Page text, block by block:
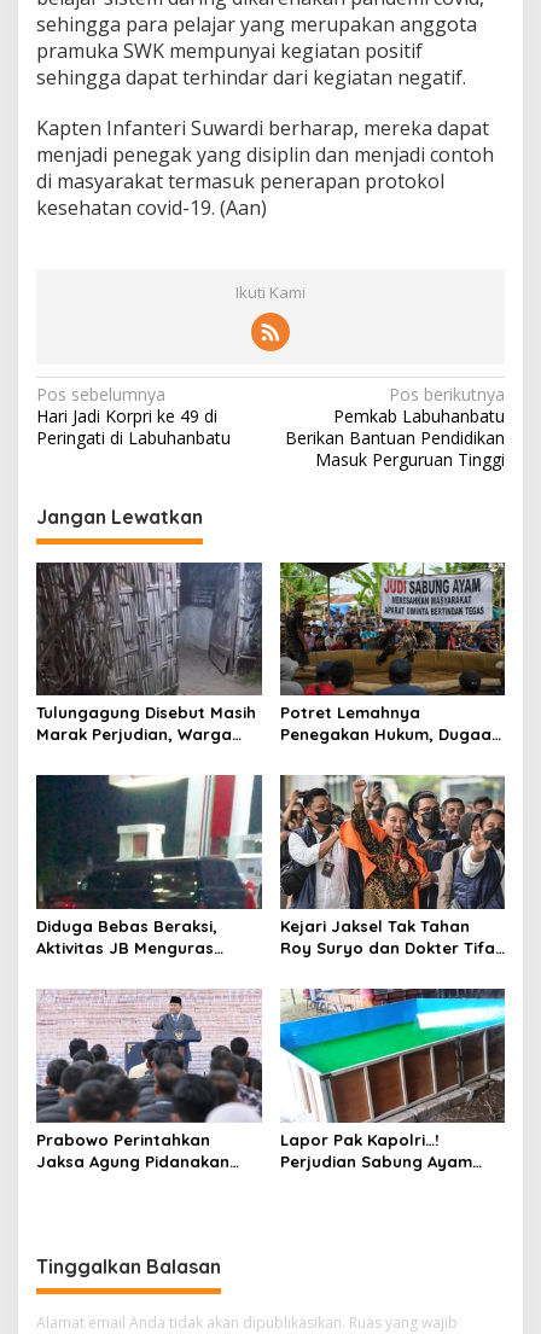
sehingga para pelajar yang merupakan anggota
pramuka SWK mempunyai kegiatan positif
sehingga dapat terhindar dari kegiatan negatif.
Kapten Infanteri Suwardi berharap, mereka dapat
menjadi penegak yang disiplin dan menjadi contoh
di masyarakat termasuk penerapan protokol
kesehatan covid-19. (Aan)
Ikuti Kami
N
a
i
g
a
s
i
p
o
s
Pos sebelumnya
Hari Jadi Korpri ke 49 di
Peringati di Labuhanbatu
Pos berikutnya
Pemkab Labuhanbatu
Berikan Bantuan Pendidikan
Masuk Perguruan Tinggi
Jangan Lewatkan
Tulungagung Disebut Masih
Marak Perjudian, Warga
hingga Usut Dugaan Beking
Potret Lemahnya
Penegakan Hukum, Dugaan
Tulungagung Tuai Sorotan
Diduga Bebas Beraksi,
Aktivitas JB Menguras
Bojonegoro Jadi Sorotan
Warga
Kejari Jaksel Tak Tahan
Roy Suryo dan Dokter Tifa,
Keluarga dan Kepastian
Hukum
Prabowo Perintahkan
Jaksa Agung Pidanakan
Lapor Pak Kapolri…!
Perjudian Sabung Ayam
Tinggalkan Balasan
Alamat email Anda tidak akan dipublikasikan. Ruas yang wajib